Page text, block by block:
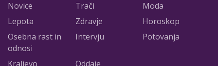
Novice Trači
Moda
Lepota
Zdravje
Horoskop
Osebna rast in
odnosi
Intervju Potovanja
Kraljevo Oddaje